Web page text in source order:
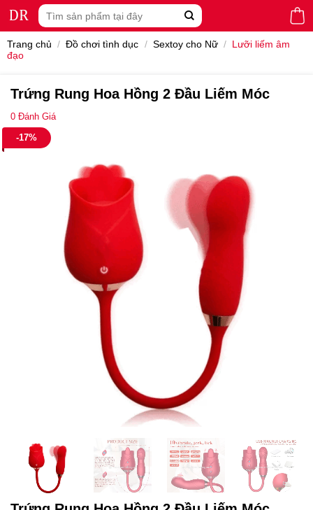
Tìm
kiếm:
Trang chủ / Đồ chơi tình dục / Sextoy cho Nữ / Lưỡi liếm âm
đạo
Trứng Rung Hoa Hồng 2 Đầu Liếm Móc
0 Đánh Giá
-17%